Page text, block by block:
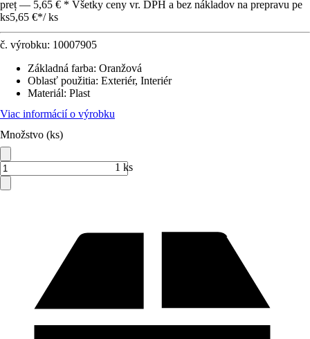
preț — 5,65 € * Všetky ceny vr. DPH a bez nákladov na prepravu pe
ks5,65 €*/ ks
č. výrobku: 10007905
Základná farba: Oranžová
Oblasť použitia: Exteriér, Interiér
Materiál: Plast
Viac informácií o výrobku
Množstvo (ks)
1 ks